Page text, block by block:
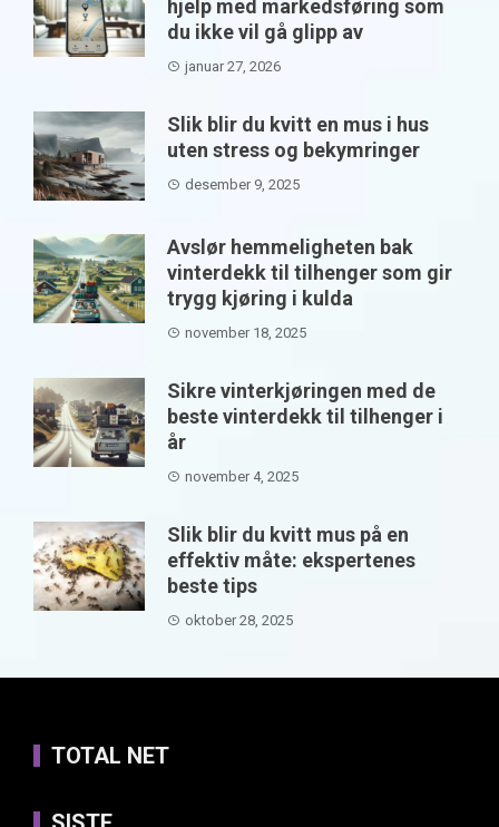
hjelp med markedsføring som
du ikke vil gå glipp av
januar 27, 2026
Slik blir du kvitt en mus i hus
uten stress og bekymringer
desember 9, 2025
Avslør hemmeligheten bak
vinterdekk til tilhenger som gir
trygg kjøring i kulda
november 18, 2025
Sikre vinterkjøringen med de
beste vinterdekk til tilhenger i
år
november 4, 2025
Slik blir du kvitt mus på en
effektiv måte: ekspertenes
beste tips
oktober 28, 2025
TOTAL NET